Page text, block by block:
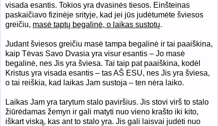
visada esantis. Tokios yra dvasinės tiesos. Einšteinas
paskaičiavo fizinėje srityje, kad jei jūs judėtumėte šviesos
greičiu, masė taptų begalinė, o laikas sustotų.
Judant šviesos greičiu masė tampa begalinė ir tai paaiškina,
kaip Tėvas Savo Dvasia yra visur esantis – Jo masė
begalinė, nes Jis yra šviesa. Tai taip pat paaiškina, kodėl
Kristus yra visada esantis – tas AŠ ESU, nes Jis yra šviesa,
o tai reiškia, kad laikas Jam sustoja – ten nėra laiko.
Laikas Jam yra tarytum stalo paviršius. Jis stovi virš to stalo
žiūrėdamas žemyn ir gali matyti nuo vieno krašto iki kito,
iškart viską, kas ant to stalo yra. Jis gali laisvai judėti nuo